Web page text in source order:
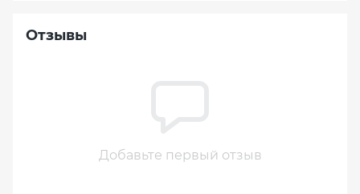
Отзывы
Добавьте первый отзыв